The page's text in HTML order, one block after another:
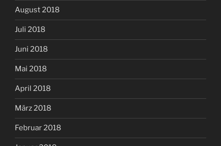
August 2018
Juli 2018
Juni 2018
Mai 2018
April 2018
März 2018
Februar 2018